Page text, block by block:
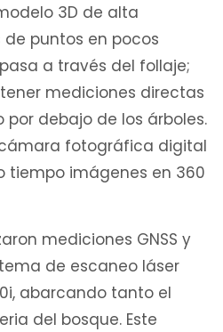
3D de alta
puntos en pocos
a través del follaje;
mediciones directas
por debajo de los árboles.
fotográfica digital
tiempo imágenes en 360
mediciones GNSS y
de escaneo láser
abarcando tanto el
del bosque. Este